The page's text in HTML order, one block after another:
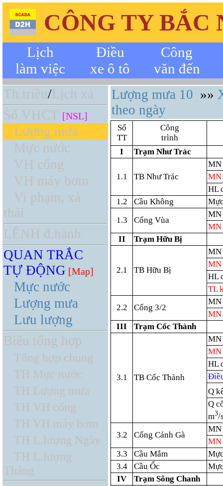
CÔNG TY BẮC
Lịch
làm việc
Điều
xe ô tô
Công
văn đến
Th.triều/Lịch xả
Sổ VHCT [NSL]
Lượng mưa
Mực nước
VH cống
VH máy bơm
Vi phạm, xả
thải
LỆNH đ.hành
QUAN TRẮC
TỰ ĐỘNG [Map]
Mực nước
Lượng mưa
Lưu lượng
Biểu tổng hợp
Tổng hợp chung
TH Mực nước
TH Lượng mưa
TH VH cống
TH VH máy bơm
TH L.lượng Ngày
TH L.lượng
Tháng
Lượng mưa 10 »»
theo ngày
Số
TT
Công
trình
I
Trạm Như Trác
1.1 TB Như Trác
MN
MN
HL
1.2
Cầu Không
1.3
Cống Vùa
MN
MN
II
Trạm Hữu Bị
2.1 TB Hữu Bị
MN
MN
HL
TL
2.2
Cống 3/2
MN
MN
III
Trạm Cốc Thành
3.1 TB Cốc Thành
MN
MN
HL
Q
Q
m3/
3.2
Cống Cánh Gà
MN
MN
3.3
Cầu Mắm
3.4
Cầu Ốc
IV
Trạm Sông Chanh